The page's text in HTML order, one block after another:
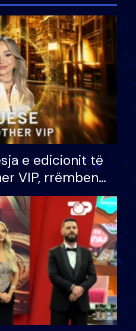
e edicionit të
VIP, rrëmben
100 mijë eurosh